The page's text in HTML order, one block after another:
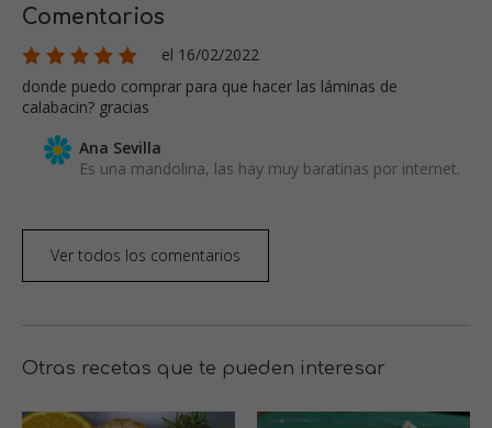
Comentarios
el 16/02/2022
donde puedo comprar para que hacer las láminas de
calabacin? gracias
Ana Sevilla
Es una mandolina, las hay muy baratinas por internet.
Ver todos los comentarios
Otras recetas que te pueden interesar